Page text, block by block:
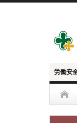
労働安